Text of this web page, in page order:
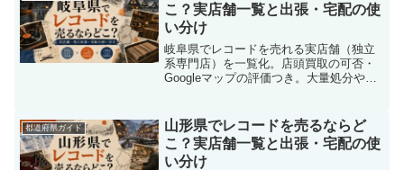
こ？実店舗一覧と出張・宅配の使
い分け
岐阜県でレコードを売れる実店舗（独立
系専門店）を一覧化。店頭買取の可否・
Googleマップの評価つき。大量処分や実
都道府県ガイド
山形県でレコードを売るならど
こ？実店舗一覧と出張・宅配の使
い分け